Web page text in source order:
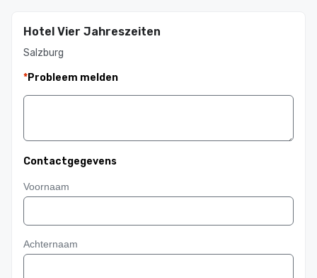
Hotel Vier Jahreszeiten
Salzburg
*Probleem melden
Contactgegevens
Voornaam
Achternaam